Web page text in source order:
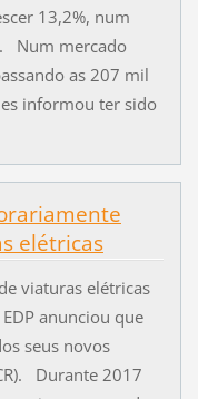
13,2%, num
Num mercado
as 207 mil
informou ter sido
elétricas
viaturas elétricas
anunciou que
seus novos
Durante 2017